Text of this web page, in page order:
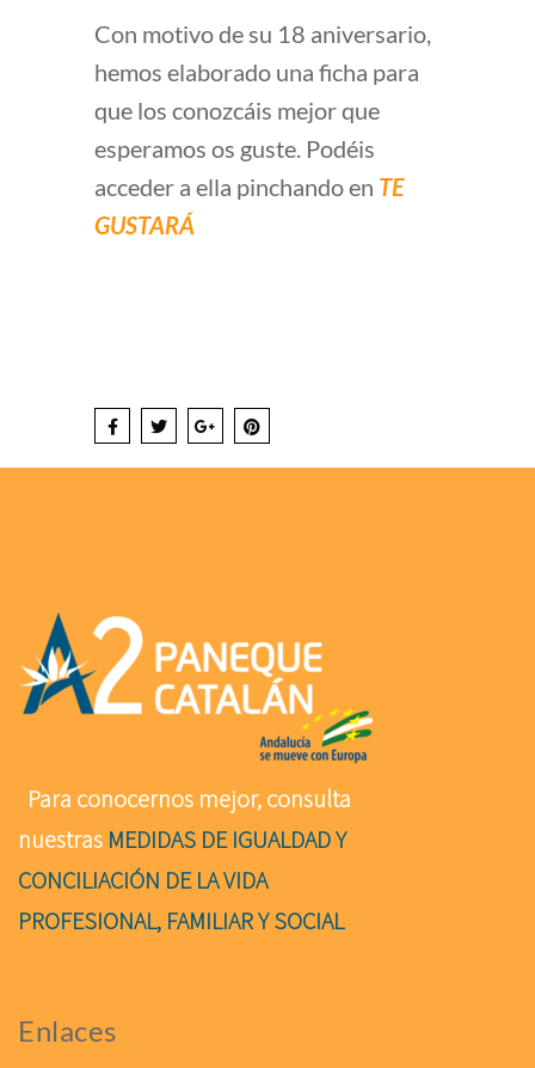
Con motivo de su 18 aniversario,
hemos elaborado una ficha para
que los conozcáis mejor que
esperamos os guste. Podéis
acceder a ella pinchando en TE
GUSTARÁ
Para conocernos mejor, consulta
nuestras MEDIDAS DE IGUALDAD Y
CONCILIACIÓN DE LA VIDA
PROFESIONAL, FAMILIAR Y SOCIAL
Enlaces